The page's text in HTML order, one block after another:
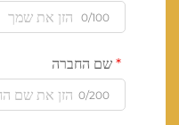
0/100
שם החברה
0/200